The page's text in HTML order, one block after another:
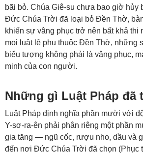
bãi bỏ. Chúa Giê-su chưa bao giờ hủy
Đức Chúa Trời đã loại bỏ Đền Thờ,
khiến sự vâng phục trở nên bất khả thi
mọi luật lệ phụ thuộc Đền Thờ, những
biểu tượng không phải là vâng phục,
minh của con người.
Những gì Luật Pháp đã
Luật Pháp định nghĩa phần mười với
Y-sơ-ra-ên phải phân riêng một phần
gia tăng — ngũ cốc, rượu nho, dầu và
đến nơi Đức Chúa Trời đã chọn (Phục